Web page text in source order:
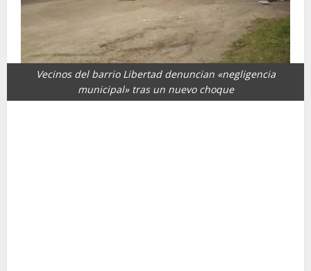
Vecinos del barrio Libertad denuncian «negligencia
municipal» tras un nuevo choque